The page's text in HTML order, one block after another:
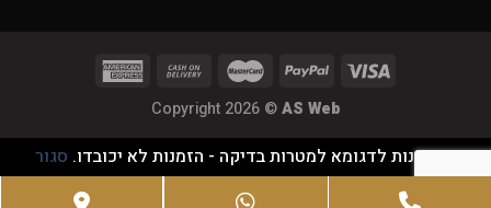
Copyright 2026 ©AS Web
זוהי חנות לדגומא למטרות בדיקה - הזמנות לא יכובדו. סגור